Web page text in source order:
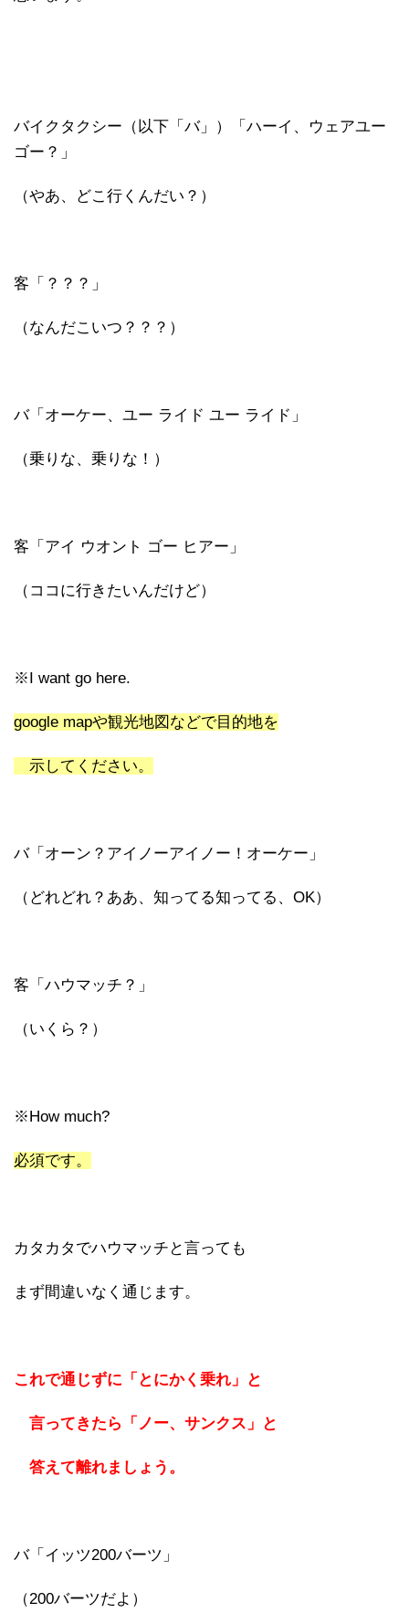
バイクタクシー（以下「バ」）「ハーイ、ウェアユー
ゴー？」
（やあ、どこ行くんだい？）
客「？？？」
（なんだこいつ？？？）
バ「オーケー、ユー ライド ユー ライド」
（乗りな、乗りな！）
客「アイ ウオント ゴー ヒアー」
（ココに行きたいんだけど）
※I want go here.
google mapや観光地図などで目的地を
示してください。
バ「オーン？アイノーアイノー！オーケー」
（どれどれ？ああ、知ってる知ってる、OK）
客「ハウマッチ？」
（いくら？）
※How much?
必須です。
カタカタでハウマッチと言っても
まず間違いなく通じます。
これで通じずに「とにかく乗れ」と
言ってきたら「ノー、サンクス」と
答えて離れましょう。
バ「イッツ200バーツ」
（200バーツだよ）